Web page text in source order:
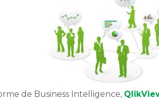
de Business Intelligence,